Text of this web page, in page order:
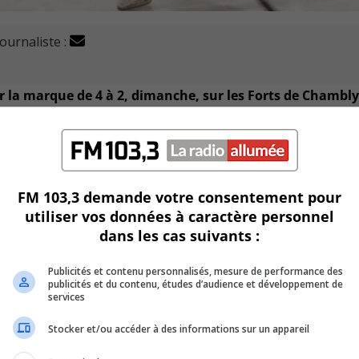
:
marque de 4 à 2, dimanche, sur les Forts de
c’était 29 pour les Forts et 32 pour le CF.
Félix Paré-Poitras, Jérémy Way-Gagnon et Louis-
filet pour Chambly.
mentions d’aide.
des meneurs, les Cobras de Terrebonne qui a 70
FM 103,3 demande votre consentement pour
utiliser vos données à caractère personnel
dans les cas suivants :
Publicités et contenu personnalisés, mesure de performance des
publicités et du contenu, études d’audience et développement de
services
Stocker et/ou accéder à des informations sur un appareil